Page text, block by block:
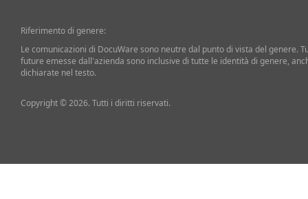
Riferimento di genere:
Le comunicazioni di DocuWare sono neutre dal punto di vista del genere.
future emesse dall'azienda sono inclusive di tutte le identità di genere,
dichiarate nel testo.
Copyright © 2026. Tutti i diritti riservati.